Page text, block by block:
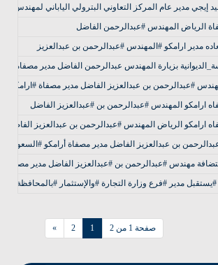
إيجي مدير عام المركز التعاوني البترولي الياباني لمهندس /
الرياض المهندس #عبدالرحمن الفاضل
مدير ارامكو #المهندس #عبدالرحمن بن عبدالعزيز
بزيارة المهندس عبدالرحمن الفاضل مدير مصفاة
#عبدالرحمن بن عبدالعزيز الفاضل مدير مصفاة #ارامكو
ارامكو المهندس #عبدالرحمن بن #عبدالعزيز الفاضل
ارامكو الرياض المهندس #عبدالرحمن بن عبدالعزيز الفاضل
بن عبدالعزيز الفاضل مدير مصفاة أرامكو #السعودية
مهندس #عبدالرحمن بن #عبدالعزيز الفاضل مدير مصفاة
مدير #فرع وزارة التجارة #والإستثمار #بالمحافظة
صفحة 1 من 2 1
2
»